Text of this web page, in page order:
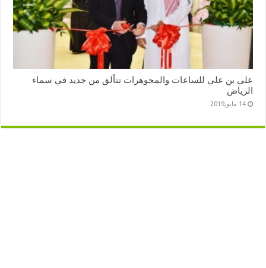
علي بن علي للساعات والمجوهرات تتألق من جديد في سماء
الرياض
14 مايو,2019